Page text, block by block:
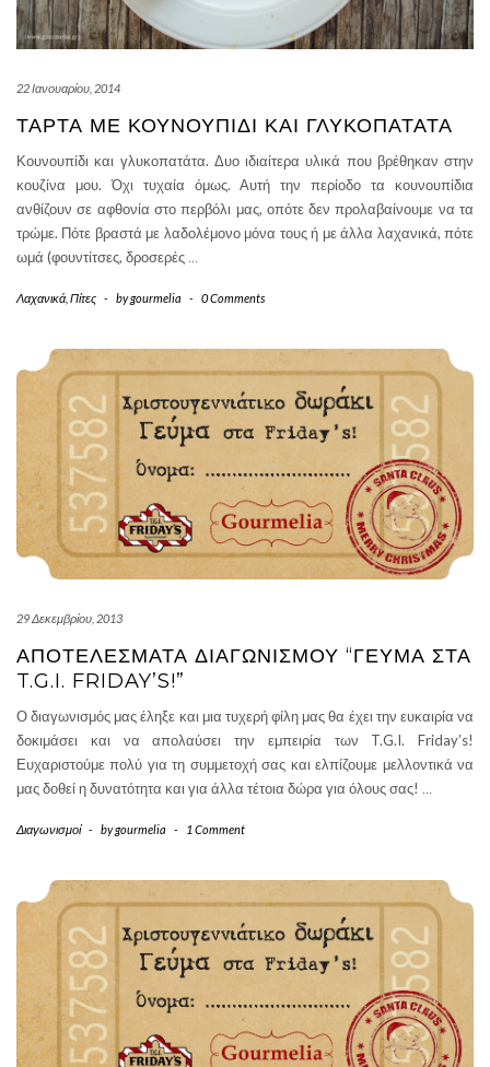
22 Ιανουαρίου, 2014
ΤΆΡΤΑ ΜΕ ΚΟΥΝΟΥΠΊΔΙ ΚΑΙ ΓΛΥΚΟΠΑΤΆΤΑ
Κουνουπίδι και γλυκοπατάτα. Δυο ιδιαίτερα υλικά που βρέθηκαν στην
κουζίνα μου. Όχι τυχαία όμως. Αυτή την περίοδο τα κουνουπίδια
ανθίζουν σε αφθονία στο περβόλι μας, οπότε δεν προλαβαίνουμε να τα
τρώμε. Πότε βραστά με λαδολέμονο μόνα τους ή με άλλα λαχανικά, πότε
ωμά (φουντίτσες, δροσερές …
Λαχανικά, Πίτες - bygourmelia - 0 Comments
29 Δεκεμβρίου, 2013
ΑΠΟΤΕΛΈΣΜΑΤΑ ΔΙΑΓΩΝΙΣΜΟΎ “ΓΕΎΜΑ ΣΤΑ
T.G.I. FRIDAY’S!”
Ο διαγωνισμός μας έληξε και μια τυχερή φίλη μας θα έχει την ευκαιρία να
δοκιμάσει και να απολαύσει την εμπειρία των T.G.I. Friday’s!
Ευχαριστούμε πολύ για τη συμμετοχή σας και ελπίζουμε μελλοντικά να
μας δοθεί η δυνατότητα και για άλλα τέτοια δώρα για όλους σας! …
Διαγωνισμοί - bygourmelia - 1 Comment